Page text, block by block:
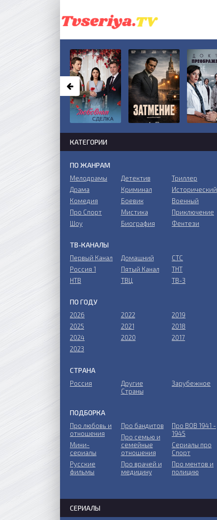
КАТЕГОРИИ
ПО ЖАНРАМ
Мелодрамы
Драма
Комедия
Про Спорт
Шоу
Детектив
Криминал
Боевик
Мистика
Биография
Триллер
Исторический
Военный
Приключение
Фентези
ТВ-КАНАЛЫ
Первый Канал
Россия 1
НТВ
Домашний
Пятый Канал
ТВЦ
СТС
ТНТ
ТВ-3
ПО ГОДУ
2026
2025
2024
2023
2022
2021
2020
2019
2018
2017
СТРАНА
Россия
Другие
Страны
Зарубежное
ПОДБОРКА
Про любовь и
отношения
Мини-
сериалы
Русские
фильмы
Про бандитов
Пpo ceмью и
ceмeйныe
oтнoшeния
Пpo врачей и
медицину
Пpo ВОВ 1941 -
1945
Сериалы про
Спорт
Про ментов и
полицию
СЕРИАЛЫ